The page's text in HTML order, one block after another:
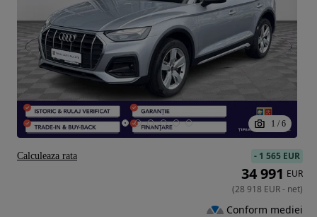
1 / 6
- 1 565 EUR
34 991 EUR
(28 918 EUR- net)
Conform mediei
Calculeaza rata